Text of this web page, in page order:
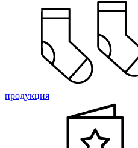
продукция